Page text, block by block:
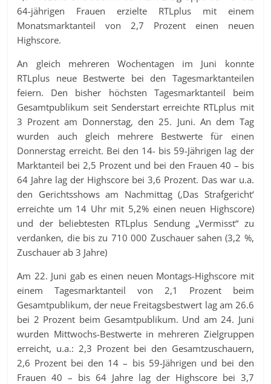
64-jährigen Frauen erzielte RTLplus mit einem
Monatsmarktanteil von 2,7 Prozent einen neuen
Highscore.
An gleich mehreren Wochentagen im Juni konnte
RTLplus neue Bestwerte bei den Tagesmarktanteilen
feiern. Den bisher höchsten Tagesmarktanteil beim
Gesamtpublikum seit Senderstart erreichte RTLplus mit
3 Prozent am Donnerstag, den 25. Juni. An dem Tag
wurden auch gleich mehrere Bestwerte für einen
Donnerstag erreicht. Bei den 14- bis 59-Jährigen lag der
Marktanteil bei 2,5 Prozent und bei den Frauen 40 – bis
64 Jahre lag der Highscore bei 3,6 Prozent. Das war u.a.
den Gerichtsshows am Nachmittag (‚Das Strafgericht‘
erreichte um 14 Uhr mit 5,2% einen neuen Highscore)
und der beliebtesten RTLplus Sendung „Vermisst“ zu
verdanken, die bis zu 710 000 Zuschauer sahen (3,2 %,
Zuschauer ab 3 Jahre)
Am 22. Juni gab es einen neuen Montags-Highscore mit
einem Tagesmarktanteil von 2,1 Prozent beim
Gesamtpublikum, der neue Freitagsbestwert lag am 26.6
bei 2 Prozent beim Gesamtpublikum. Und am 24. Juni
wurden Mittwochs-Bestwerte in mehreren Zielgruppen
erreicht, u.a.: 2,3 Prozent bei den Gesamtzuschauern,
2,6 Prozent bei den 14 – bis 59-Jährigen und bei den
Frauen 40 – bis 64 Jahre lag der Highscore bei 3,7